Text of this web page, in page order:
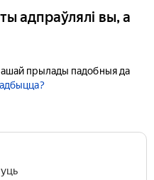
адпраўлялі вы, а
прылады падобныя да